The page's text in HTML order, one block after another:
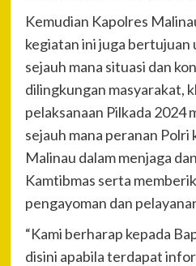
Kemudian Kapolres
kegiatan ini juga
sejauh mana situasi dan
dilingkungan masyarakat,
pelaksanaan Pilkada 2024
sejauh mana peranan Polri
Malinau dalam menjaga
Kamtibmas serta
pengayoman dan
“Kami berharap kepada
disini apabila terdapat